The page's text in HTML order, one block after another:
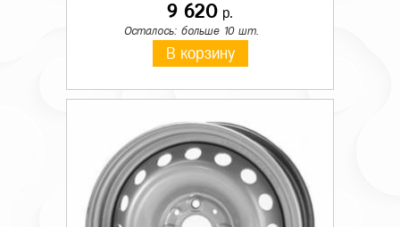
9 620 р.
Осталось: больше 10 шт.
В корзину